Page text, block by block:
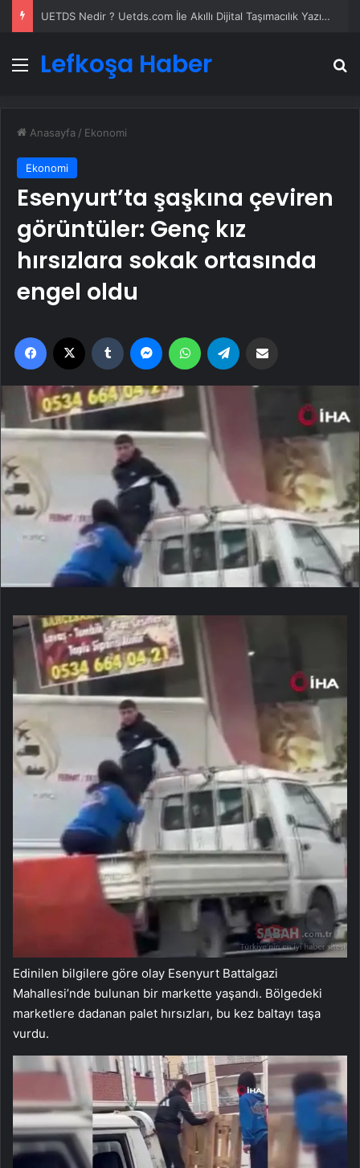
UETDS Nedir ? Uetds.com İle Akıllı Dijital Taşımacılık Yazılımı
Menü
Lefkoşa Haber
Anasayfa / Ekonomi
Ekonomi
Esenyurt’ta şaşkına çeviren
görüntüler: Genç kız
hırsızlara sokak ortasında
engel oldu
Facebook Tumblr MessengerWhatsApp
Edinilen bilgilere göre olay Esenyurt Battalgazi
Mahallesi’nde bulunan bir markette yaşandı. Bölgedeki
marketlere dadanan palet hırsızları, bu kez baltayı taşa
vurdu.